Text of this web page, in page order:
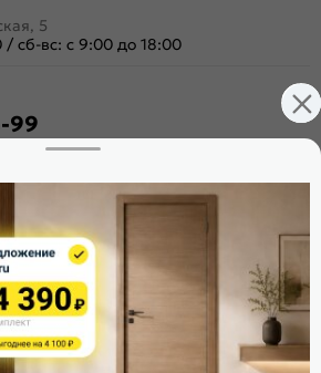
5
/ сб-вс: с 9:00 до 18:00
99